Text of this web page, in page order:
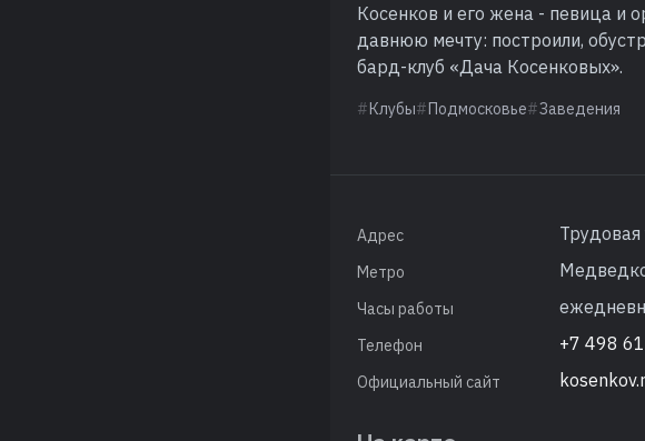
Косенков и его жена - певица и
давнюю мечту: построили,
бард-клуб «Дача Косенковых».
Клубы Подмосковье Заведения
Адрес
Метро
Часы работы
Телефон +7 498
Официальный сайт